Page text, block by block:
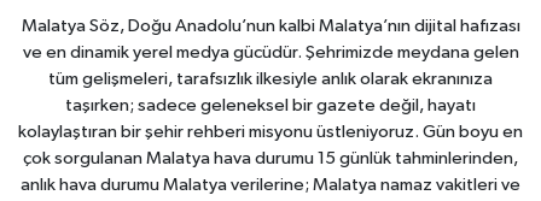
Malatya Söz, Doğu Anadolu’nun kalbi Malatya’nın dijital hafızası
ve en dinamik yerel medya gücüdür. Şehrimizde meydana gelen
tüm gelişmeleri, tarafsızlık ilkesiyle anlık olarak ekranınıza
taşırken; sadece geleneksel bir gazete değil, hayatı
kolaylaştıran bir şehir rehberi misyonu üstleniyoruz. Gün boyu en
çok sorgulanan Malatya hava durumu 15 günlük tahminlerinden,
anlık hava durumu Malatya verilerine; Malatya namaz vakitleri ve